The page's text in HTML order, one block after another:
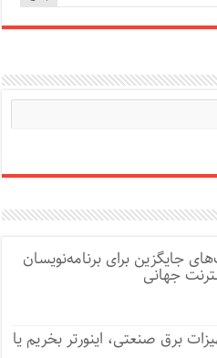
جایگزین برای برنامه‌نویسان
جهانی
برق صنعتی، اینورتر بخریم یا